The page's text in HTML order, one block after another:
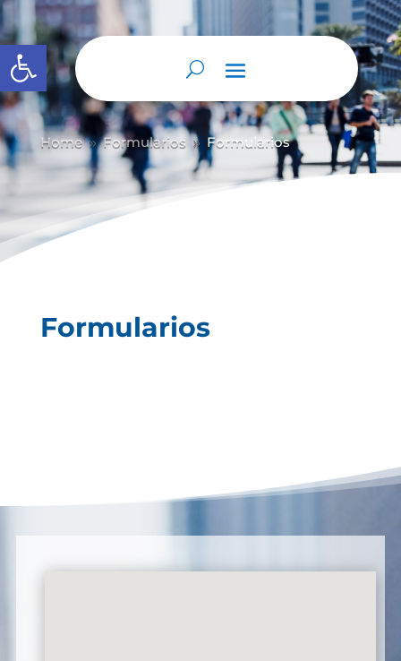
Abrir barra de herramientas
Home 9 Formularios 9 Formularios
Formularios